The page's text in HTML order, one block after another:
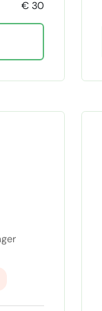
€ 30